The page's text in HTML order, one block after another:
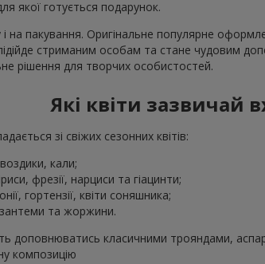
якої готується подарунок.
на пакування. Оригінальне популярне
підійде стриманим особам та стане чудовим
рішення для творчих особистостей.
Які квіти зазвичай
зі свіжих сезонних квітів:
кали;
фрезії, нарциси та гіацинти;
гортензії, квіти соняшника;
та жоржини.
доповнюватись класичними трояндами,
композицію